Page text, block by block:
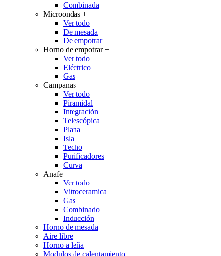
Combinada
Microondas +
Ver todo
De mesada
De empotrar
Horno de empotrar+
Ver todo
Eléctrico
Gas
Campanas +
Ver todo
Piramidal
Integración
Telescópica
Plana
Isla
Techo
Purificadores
Curva
Anafe +
Ver todo
Vitroceramica
Gas
Combinado
Inducción
Horno de mesada
Aire libre
Horno a leña
Modulos de calentamiento